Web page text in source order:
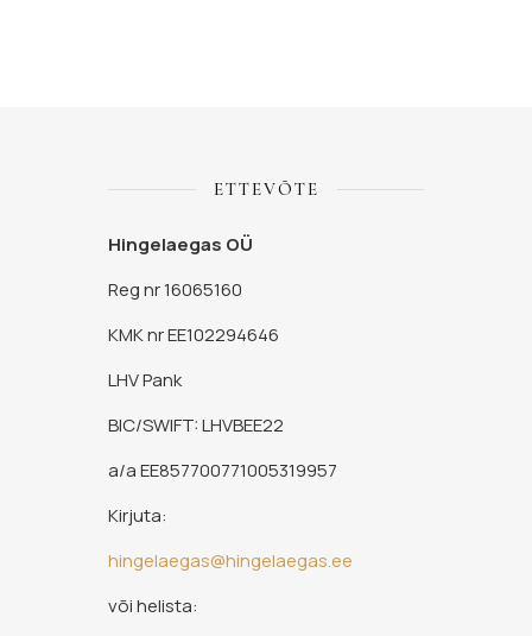
ETTEVÕTE
Hingelaegas OÜ
Reg nr 16065160
KMK nr EE102294646
LHV Pank
BIC/SWIFT: LHVBEE22
a/a EE857700771005319957
Kirjuta:
hingelaegas@hingelaegas.ee
või helista: